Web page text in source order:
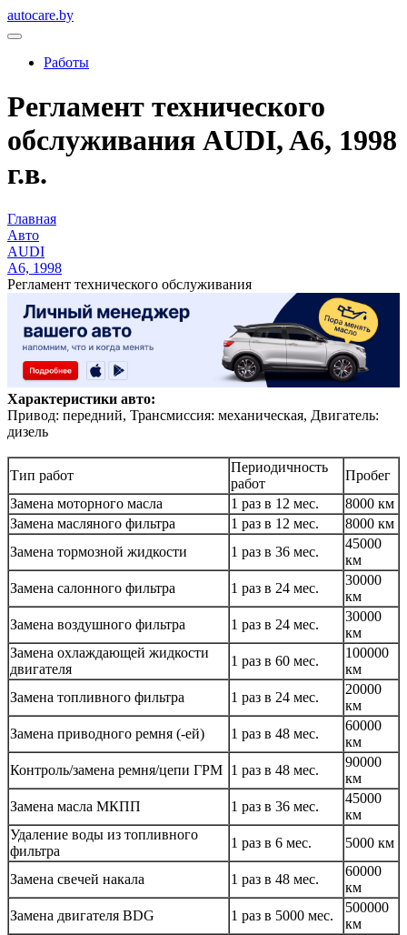
autocare.by
Работы
Регламент технического
обслуживания AUDI, A6, 1998
г.в.
Главная
Авто
AUDI
A6, 1998
Регламент технического обслуживания
Характеристики авто:
Привод: передний, Трансмиссия: механическая, Двигатель:
дизель
Тип работ
Периодичность
работ
Пробег
Замена моторного масла
1 раз в 12 мес.
8000 км
Замена масляного фильтра
1 раз в 12 мес.
8000 км
Замена тормозной жидкости
1 раз в 36 мес.
45000
км
Замена салонного фильтра
1 раз в 24 мес.
30000
км
Замена воздушного фильтра
1 раз в 24 мес.
30000
км
Замена охлаждающей жидкости
двигателя
1 раз в 60 мес.
100000
км
Замена топливного фильтра
1 раз в 24 мес.
20000
км
Замена приводного ремня (-ей)
1 раз в 48 мес.
60000
км
Контроль/замена ремня/цепи ГРМ 1 раз в 48 мес.
90000
км
Замена масла МКПП
1 раз в 36 мес.
45000
км
Удаление воды из топливного
фильтра
1 раз в 6 мес. 5000 км
Замена свечей накала 1 раз в 48 мес.
60000
км
Замена двигателя BDG
1 раз в 5000 мес.
500000
км